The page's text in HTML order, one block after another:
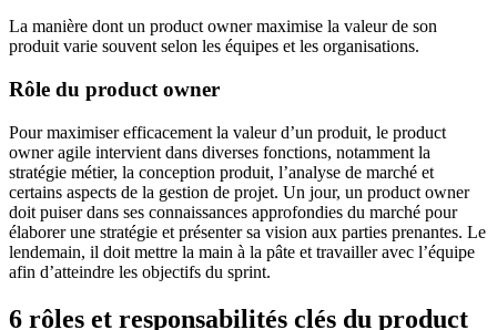
La manière dont un product owner maximise la valeur de son
produit varie souvent selon les équipes et les organisations.
Rôle du product owner
Pour maximiser efficacement la valeur d’un produit, le product
owner agile intervient dans diverses fonctions, notamment la
stratégie métier, la conception produit, l’analyse de marché et
certains aspects de la gestion de projet. Un jour, un product owner
doit puiser dans ses connaissances approfondies du marché pour
élaborer une stratégie et présenter sa vision aux parties prenantes. Le
lendemain, il doit mettre la main à la pâte et travailler avec l’équipe
afin d’atteindre les objectifs du sprint.
6 rôles et responsabilités clés du product